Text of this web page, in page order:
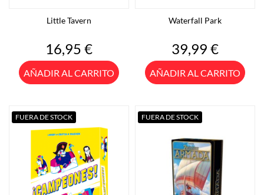
Little Tavern
Precio
16,95 €
AÑADIR AL CARRITO
Waterfall Park
Precio
39,99 €
AÑADIR AL CARRITO
FUERA DE STOCK FUERA DE STOCK